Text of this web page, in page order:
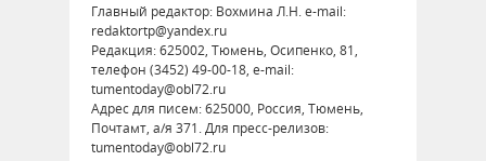
Главный редактор: Вохмина Л.Н. e-mail:
redaktortp@yandex.ru
Редакция: 625002, Тюмень, Осипенко, 81,
телефон (3452) 49-00-18, e-mail:
tumentoday@obl72.ru
Адрес для писем: 625000, Россия, Тюмень,
Почтамт, а/я 371. Для пресс-релизов:
tumentoday@obl72.ru